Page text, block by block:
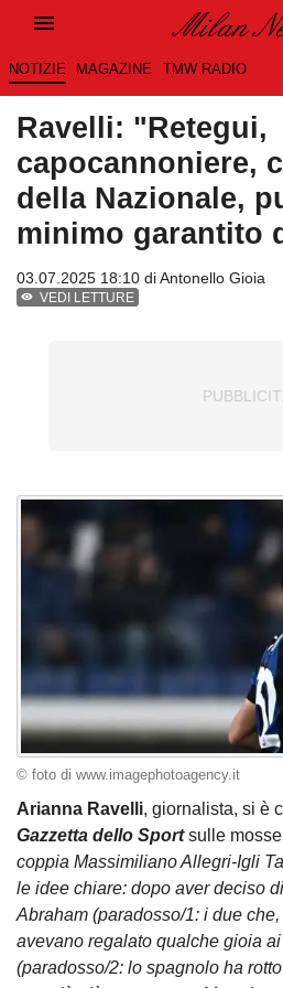
NOTIZIE MAGAZINE TMW RADIO
Ravelli: "Retegui,
capocannoniere,
della Nazionale,
minimo garantito
03.07.2025 18:10 diAntonello Gioia
VEDI LETTURE
© foto di www.imagephotoagency.it
Arianna Ravelli, giornalista, si è
Gazzetta dello Sportsulle mosse
coppia Massimiliano Allegri-Igli
le idee chiare: dopo aver deciso
Abraham (paradosso/1: i due
avevano regalato qualche gioia
(paradosso/2: lo spagnolo ha